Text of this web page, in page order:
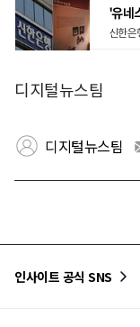
디지털뉴스팀
디지털뉴스팀
인사이트 공식 SNS